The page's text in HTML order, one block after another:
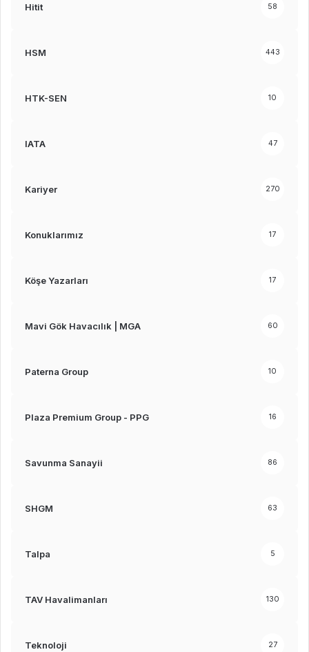
Hitit 58
HSM 443
HTK-SEN 10
IATA 47
Kariyer 270
Konuklarımız 17
Köşe Yazarları 17
Mavi Gök Havacılık | MGA 60
Paterna Group 10
Plaza Premium Group - PPG 16
Savunma Sanayii 86
SHGM 63
Talpa 5
TAV Havalimanları 130
Teknoloji 27